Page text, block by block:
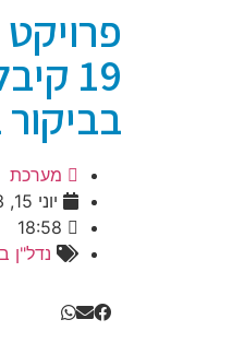
19
מערכת
יוני 15, 2023
18:58
נדל"ן